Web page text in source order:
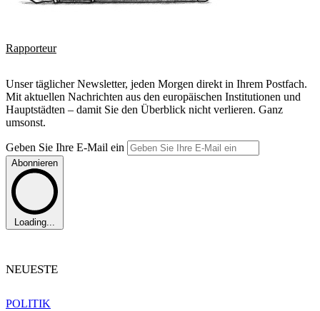
Rapporteur
Unser täglicher Newsletter, jeden Morgen direkt in Ihrem Postfach.
Mit aktuellen Nachrichten aus den europäischen Institutionen und
Hauptstädten – damit Sie den Überblick nicht verlieren. Ganz
umsonst.
Geben Sie Ihre E-Mail ein
Abonnieren
Loading...
NEUESTE
POLITIK